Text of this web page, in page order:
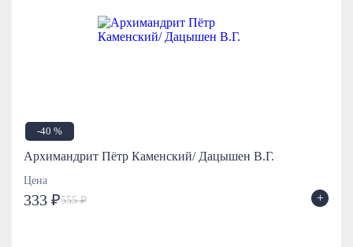
-40 %
Архимандрит Пётр Каменский/ Дацышен В.Г.
Цена
333 ₽555 ₽ +